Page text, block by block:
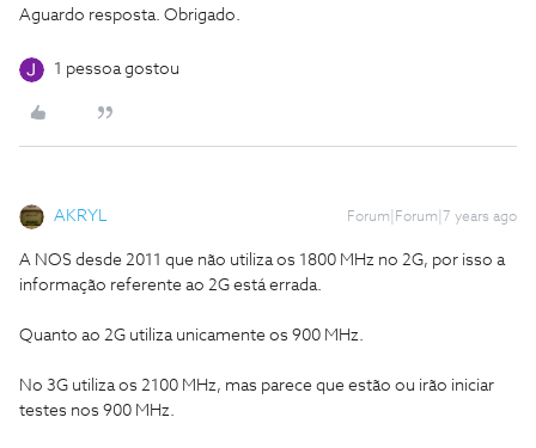
Aguardo resposta. Obrigado.
1 pessoa gostou
AKRYL Forum|Forum|7 years ago
A NOS desde 2011 que não utiliza os 1800 MHz no 2G, por isso a
informação referente ao 2G está errada.
Quanto ao 2G utiliza unicamente os 900 MHz.
No 3G utiliza os 2100 MHz, mas parece que estão ou irão iniciar
testes nos 900 MHz.